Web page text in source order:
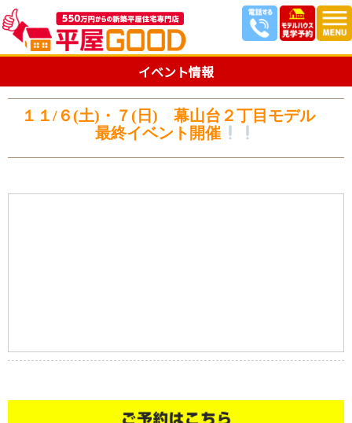
イベント情報
１１/６(土)・７(日) 幕山台２丁目モデル
最終イベント開催